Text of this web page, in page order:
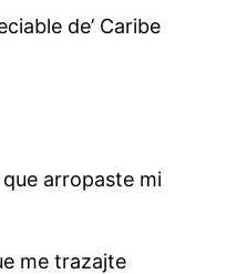
de’ Caribe
arropaste mi
me trazajte